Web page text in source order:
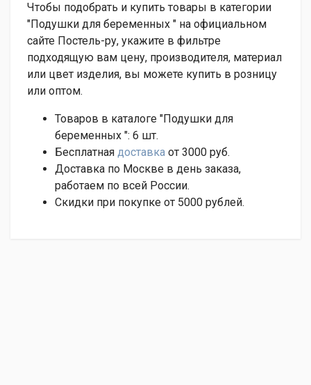
Чтобы подобрать и купить товары в категории
"Подушки для беременных " на официальном
сайте Постель-ру, укажите в фильтре
подходящую вам цену, производителя, материал
или цвет изделия, вы можете купить в розницу
или оптом.
Товаров в каталоге "Подушки для
беременных ": 6 шт.
Бесплатная доставка от 3000 руб.
Доставка по Москве в день заказа,
работаем по всей России.
Скидки при покупке от 5000 рублей.